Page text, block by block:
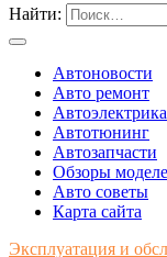
Найти:
Автоновости
Авто ремонт
Автоэлектрика
Автотюнинг
Автозапчасти
Обзоры
Авто советы
Карта сайта
Эксплуатация и